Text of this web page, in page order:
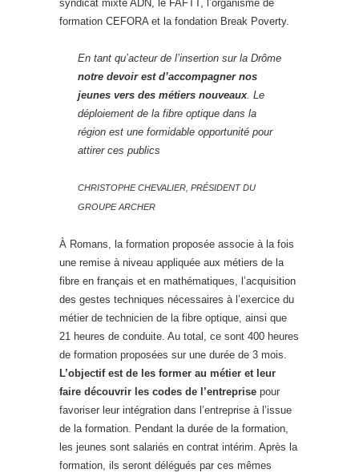
syndicat mixte ADN, le FAFTT, l’organisme de
formation CEFORA et la fondation Break Poverty.
En tant qu’acteur de l’insertion sur la Drôme
notre devoir est d’accompagner nos
jeunes vers des métiers nouveaux. Le
déploiement de la fibre optique dans la
région est une formidable opportunité pour
attirer ces publics
CHRISTOPHE CHEVALIER, PRÉSIDENT DU
GROUPE ARCHER
À Romans, la formation proposée associe à la fois
une remise à niveau appliquée aux métiers de la
fibre en français et en mathématiques, l’acquisition
des gestes techniques nécessaires à l’exercice du
métier de technicien de la fibre optique, ainsi que
21 heures de conduite. Au total, ce sont 400 heures
de formation proposées sur une durée de 3 mois.
L’objectif est de les former au métier et leur
faire découvrir les codes de l’entreprise pour
favoriser leur intégration dans l’entreprise à l’issue
de la formation. Pendant la durée de la formation,
les jeunes sont salariés en contrat intérim. Après la
formation, ils seront délégués par ces mêmes